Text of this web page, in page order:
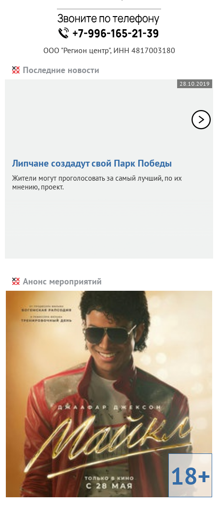
ООО "Регион центр", ИНН 4817003180
Последние новости
28.10.2019
Липчане создадут свой Парк Победы
Жители могут проголосовать за самый лучший, по их
мнению, проект.
Анонс мероприятий
18+